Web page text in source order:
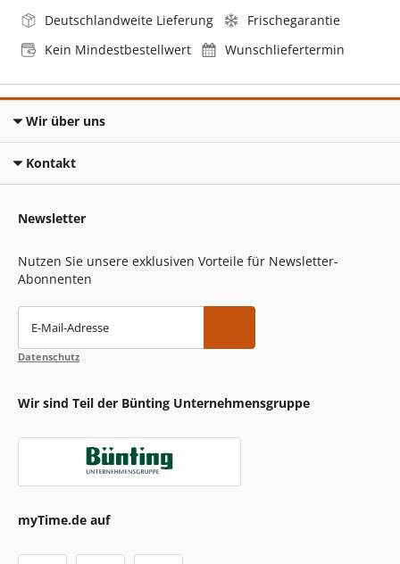
Deutschlandweite Lieferung
Frischegarantie
Kein Mindestbestellwert
Wunschliefertermin
Wir über uns
Kontakt
Newsletter
Nutzen Sie unsere exklusiven Vorteile für Newsletter-
Abonnenten
E-Mail-Adresse
Datenschutz
Wir sind Teil der Bünting Unternehmensgruppe
myTime.de auf